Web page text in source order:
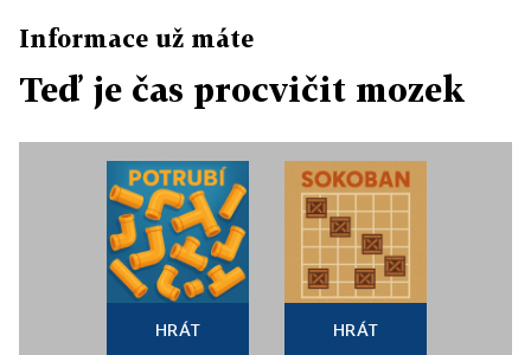
Informace už máte
Teď je čas procvičit mozek
HRÁT HRÁT